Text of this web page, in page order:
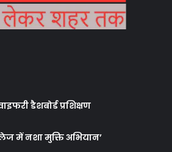
डैशबोर्ड प्रशिक्षण
में नशा मुक्ति अभियान’